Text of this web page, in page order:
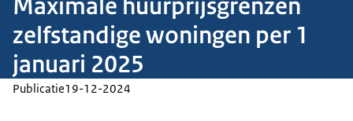
zelfstandige woningen per 1
januari 2025
Publicatie19-12-2024